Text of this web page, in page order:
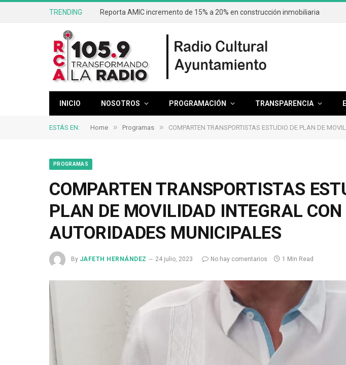
TRENDING Reporta AMIC incremento de 15% a 20% en construcción inmobiliaria
INICIO NOSOTROS PROGRAMACIÓN TRANSPARENCIA
ESTÁS EN: Home » Programas » COMPARTEN TRANSPORTISTAS ESTUDIO DE PLAN DE
PROGRAMAS
COMPARTEN TRANSPORTISTAS
PLAN DE MOVILIDAD INTEGRAL CON
AUTORIDADES MUNICIPALES
By JAFETH HERNÁNDEZ 24 julio, 2023 No hay comentarios 1 Min Read